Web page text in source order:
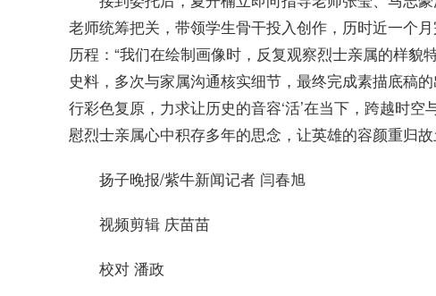
老师统筹把关，带领学生骨干投入创作，历时近一个
历程：“我们在绘制画像时，反复观察烈士亲属的样
史料，多次与家属沟通核实细节，最终完成素描底稿
行彩色复原，力求让历史的音容‘活’在当下，跨越时
慰烈士亲属心中积存多年的思念，让英雄的容颜重归
扬子晚报/紫牛新闻记者 闫春旭
视频剪辑 庆苗苗
校对 潘政